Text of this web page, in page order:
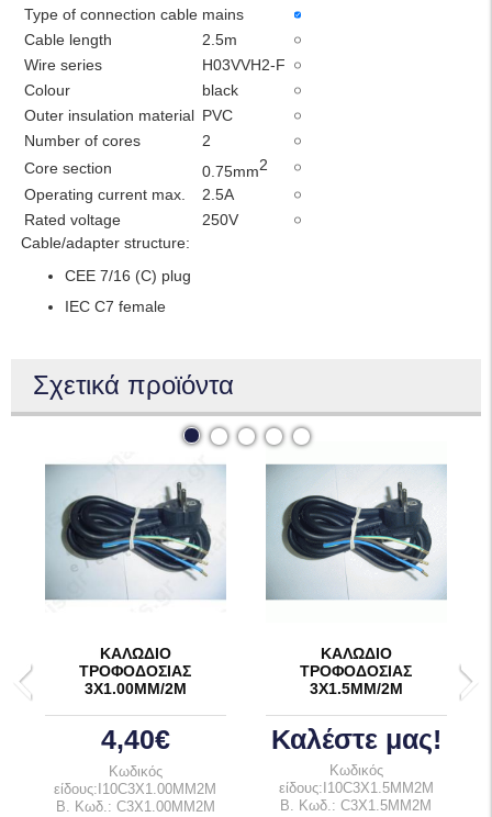
Type of connection cable mains
Cable length
2.5m
Wire series
H03VVH2-F
Colour
black
Outer insulation material PVC
Number of cores
2
Core section
0.75mm2
Operating current max.
2.5A
Rated voltage
250V
Cable/adapter structure:
CEE 7/16 (C) plug
IEC C7 female
Σχετικά προϊόντα
ΚΑΛΩΔΙΟ
ΤΡΟΦΟΔΟΣΙΑΣ
3Χ1.00ΜΜ/2Μ
4,40€
Κωδικός
είδους:I10C3X1.00MM2M
B. Κωδ.: C3X1.00MM2M
ΚΑΛΩΔΙΟ
ΤΡΟΦΟΔΟΣΙΑΣ
3Χ1.5ΜΜ/2Μ
Καλέστε μας!
Κωδικός
είδους:I10C3X1.5MM2M
B. Κωδ.: C3X1.5MM2M